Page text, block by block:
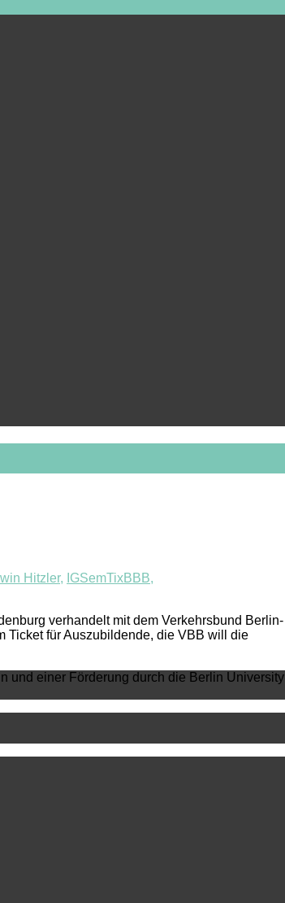
Hitzler, IGSemTixBBB,
verhandelt mit dem Verkehrsbund Berlin-
Ticket für Auszubildende, die VBB will die
und einer Förderung durch die Berlin University